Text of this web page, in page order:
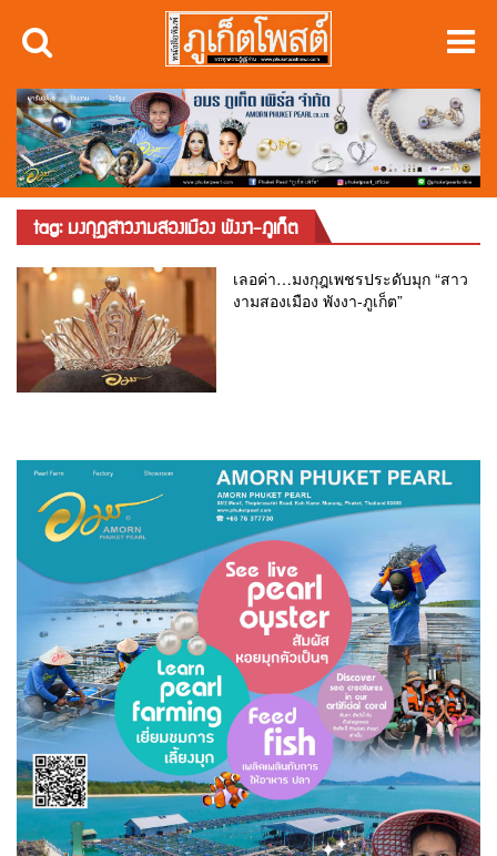
tag: มงกุฏสาวงามสองเมือง พังงา-ภูเก็ต
เลอค่า…มงกุฎเพชรประดับมุก “สาว
งามสองเมือง พังงา-ภูเก็ต”